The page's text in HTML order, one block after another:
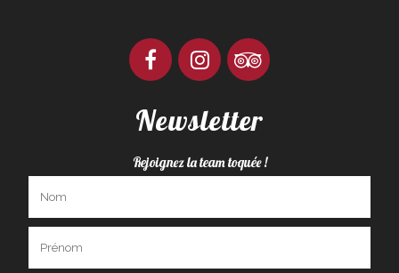
Newsletter
Rejoignez la team toquée !